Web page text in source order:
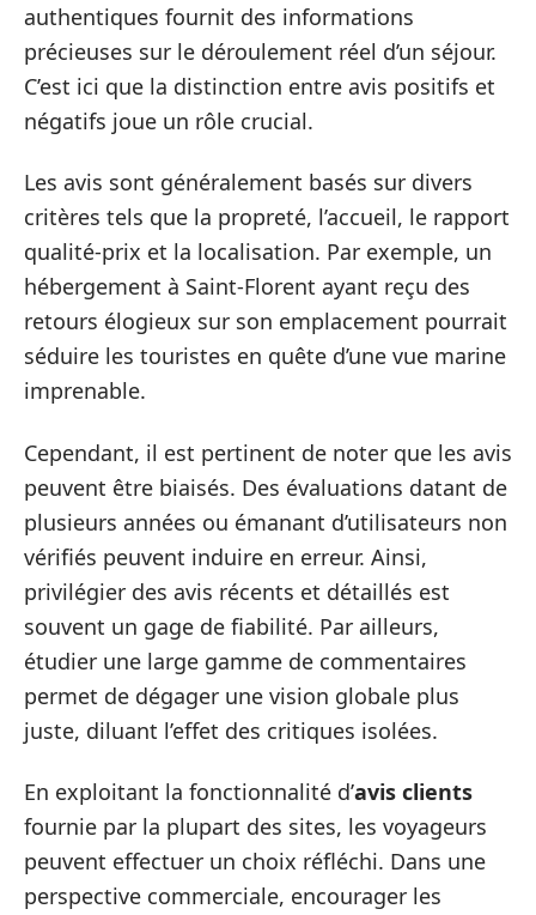
authentiques fournit des informations
précieuses sur le déroulement réel d’un séjour.
C’est ici que la distinction entre avis positifs et
négatifs joue un rôle crucial.
Les avis sont généralement basés sur divers
critères tels que la propreté, l’accueil, le rapport
qualité-prix et la localisation. Par exemple, un
hébergement à Saint-Florent ayant reçu des
retours élogieux sur son emplacement pourrait
séduire les touristes en quête d’une vue marine
imprenable.
Cependant, il est pertinent de noter que les avis
peuvent être biaisés. Des évaluations datant de
plusieurs années ou émanant d’utilisateurs non
vérifiés peuvent induire en erreur. Ainsi,
privilégier des avis récents et détaillés est
souvent un gage de fiabilité. Par ailleurs,
étudier une large gamme de commentaires
permet de dégager une vision globale plus
juste, diluant l’effet des critiques isolées.
En exploitant la fonctionnalité d’avis clients
fournie par la plupart des sites, les voyageurs
peuvent effectuer un choix réfléchi. Dans une
perspective commerciale, encourager les